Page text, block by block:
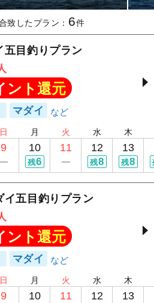
致したプラン： 6件
目釣りプラン
ント還元
マダイ
日
9
月
10
残6
火
11
水
12
残8
木
13
残8
五目釣りプラン
ント還元
マダイ
日
9
月
10
火
11
水
12
木
13